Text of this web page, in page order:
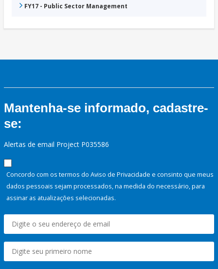
FY17 - Public Sector Management
Mantenha-se informado, cadastre-
se:
Alertas de email Project P035586
Concordo com os termos do Aviso de Privacidade e consinto que meus
dados pessoais sejam processados, na medida do necessário, para
assinar as atualizações selecionadas.